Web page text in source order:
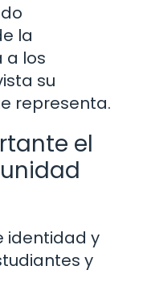
la
a los
su
representa.
el
identidad y
y